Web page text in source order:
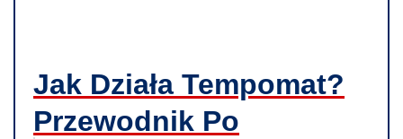
Jak Działa Tempomat?
Przewodnik Po